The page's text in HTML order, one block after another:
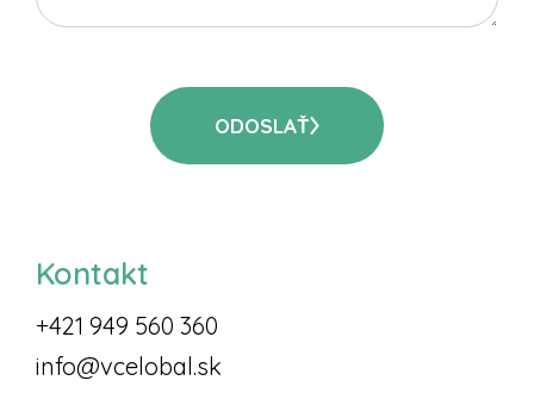
ODOSLAŤ
Kontakt
+421 949 560 360
info@vcelobal.sk